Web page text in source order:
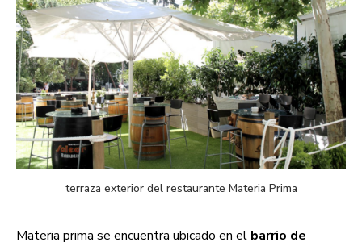
terraza exterior del restaurante Materia Prima
Materia prima se encuentra ubicado en el barrio de